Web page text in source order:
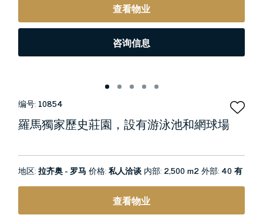
查看物业
咨询信息
编号: 10854
羅馬獨家歷史莊園，設有游泳池和網球場
地区:拉齐奥 - 罗马 价格:私人洽谈 内部: 2,500 m2外部: 40 有
查看物业